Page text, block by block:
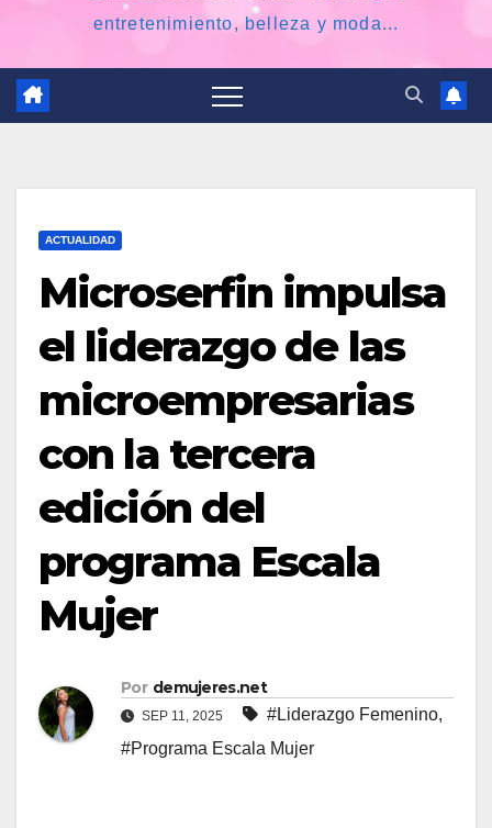
entretenimiento, belleza y moda...
ACTUALIDAD
Microserfin impulsa
el liderazgo de las
microempresarias
con la tercera
edición del
programa Escala
Mujer
Por demujeres.net
SEP 11, 2025 #Liderazgo Femenino,
#Programa Escala Mujer